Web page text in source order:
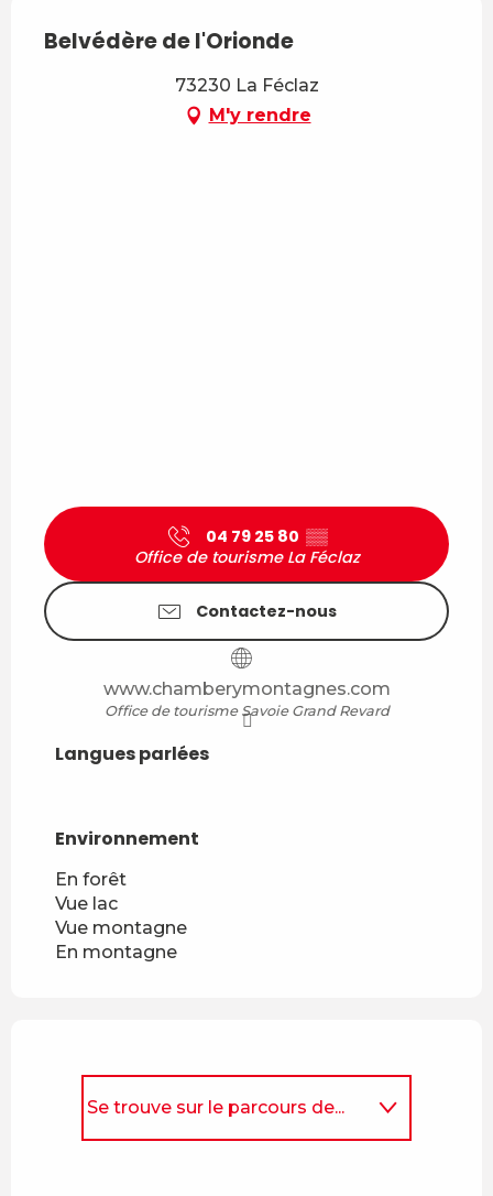
Belvédère de l'Orionde
73230 La Féclaz
M'y rendre
04 79 25 80 ▒▒
Office de tourisme La Féclaz
Contactez-nous
www.chamberymontagnes.com
Office de tourisme Savoie Grand Revard
Langues parlées
Langues parlées
Environnement
Environnement
En forêt
Vue lac
Vue montagne
En montagne
Se trouve sur le parcours de...